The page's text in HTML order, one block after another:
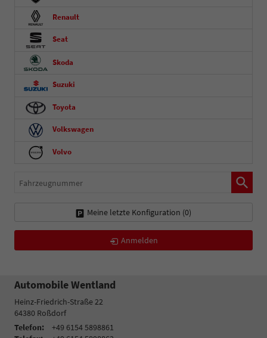
Renault
Seat
Skoda
Suzuki
Toyota
Volkswagen
Volvo
Fahrzeugnummer
Meine letzte Konfiguration (0)
Anmelden
Automobile Wentland
Heinz-Friedrich-Straße 22
64380 Roßdorf
Telefon:
+49 6154 5898861